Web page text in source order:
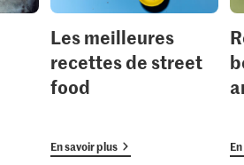
Les meilleures
recettes de street
food
En savoir plus